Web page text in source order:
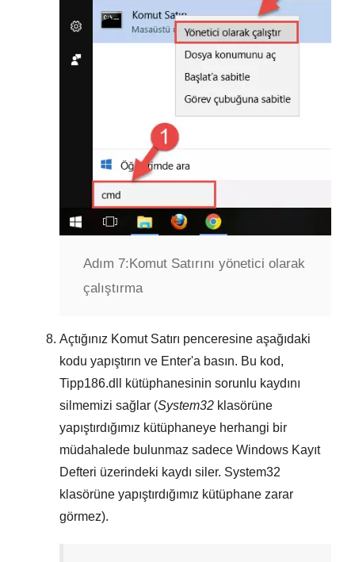
Adım 7:Komut Satırını yönetici olarak
çalıştırma
Açtığınız Komut Satırı penceresine aşağıdaki
kodu yapıştırın ve Enter'a basın. Bu kod,
Tipp186.dll
kütüphanesinin sorunlu kaydını
silmemizi sağlar (System32 klasörüne
yapıştırdığımız kütüphaneye herhangi bir
müdahalede bulunmaz sadece Windows Kayıt
Defteri üzerindeki kaydı siler. System32
klasörüne yapıştırdığımız kütüphane zarar
görmez).